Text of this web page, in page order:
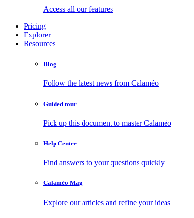
Access all our features
Pricing
Explorer
Resources
Blog
Follow the latest news from Calaméo
Guided tour
Pick up this document to master Calaméo
Help Center
Find answers to your questions quickly
Calaméo Mag
Explore our articles and refine your ideas